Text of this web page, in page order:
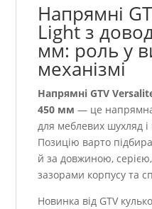
Напрямні
Light з
мм: роль у
механізмі
Напрямні GTV
450 мм — це
для меблевих шухляд і
Позицію варто
й за довжиною,
зазорами корпусу та
Новинка від GTV